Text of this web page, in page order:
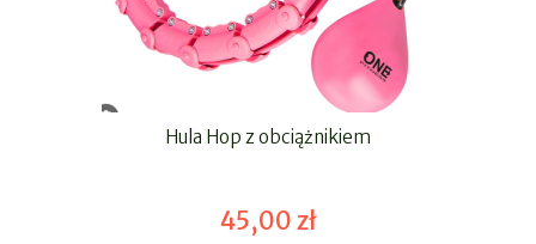
Hula Hop z obciążnikiem
45,00 zł